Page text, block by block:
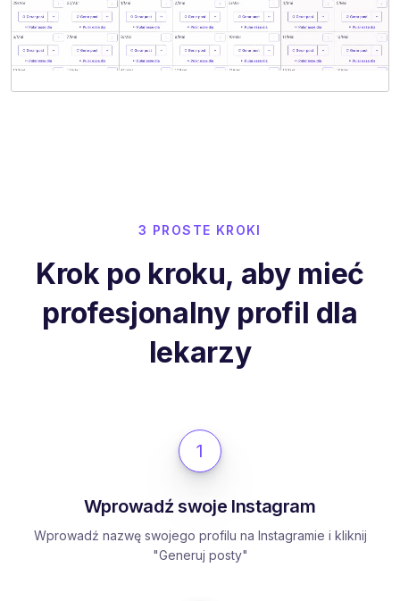
3 PROSTE KROKI
Krok po kroku, aby mieć
profesjonalny profil dla
lekarzy
1
Wprowadź swoje Instagram
Wprowadź nazwę swojego profilu na Instagramie i kliknij
"Generuj posty"